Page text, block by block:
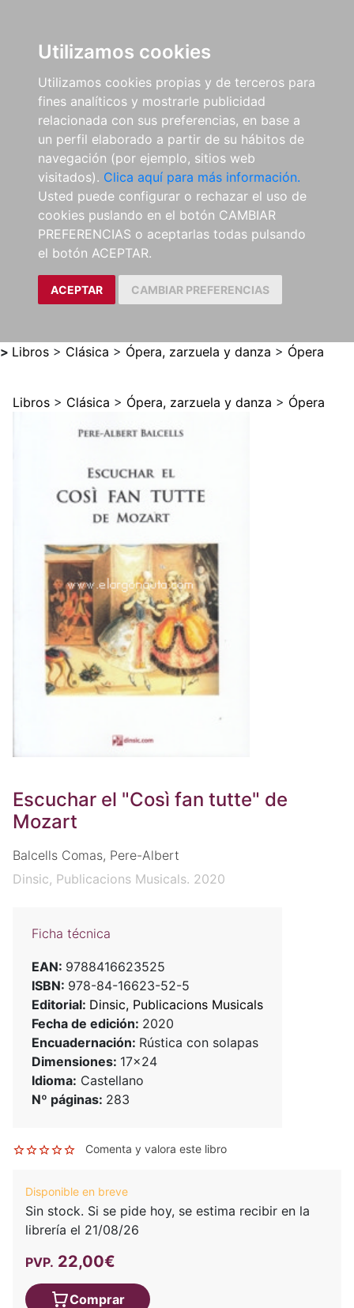
Utilizamos cookies
Utilizamos cookies propias y de terceros para
fines analíticos y mostrarle publicidad
relacionada con sus preferencias, en base a
un perfil elaborado a partir de su hábitos de
navegación (por ejemplo, sitios web
visitados). Clica aquí para más información.
Usted puede configurar o rechazar el uso de
cookies puslando en el botón CAMBIAR
PREFERENCIAS o aceptarlas todas pulsando
el botón ACEPTAR.
ACEPTAR CAMBIAR PREFERENCIAS
> Libros > Clásica > Ópera, zarzuela y danza > Ópera
Libros > Clásica > Ópera, zarzuela y danza > Ópera
Escuchar el "Così fan tutte" de
Mozart
Balcells Comas, Pere-Albert
Dinsic, Publicacions Musicals. 2020
Ficha técnica
EAN: 9788416623525
ISBN: 978-84-16623-52-5
Editorial: Dinsic, Publicacions Musicals
Fecha de edición: 2020
Encuadernación: Rústica con solapas
Dimensiones: 17x24
Idioma: Castellano
Nº páginas: 283
Comenta y valora este libro
Disponible en breve
Sin stock. Si se pide hoy, se estima recibir en la
librería el 21/08/26
PVP. 22,00€
Comprar